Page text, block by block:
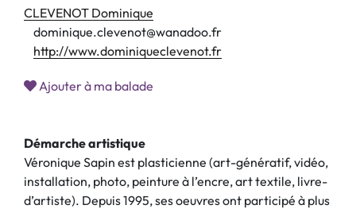
CLEVENOT Dominique
dominique.clevenot@wanadoo.fr
http://www.dominiqueclevenot.fr
Ajouter à ma balade
Démarche artistique
Véronique Sapin est plasticienne (art-génératif, vidéo,
installation, photo, peinture à l’encre, art textile, livre-
d’artiste). Depuis 1995, ses oeuvres ont participé à plus